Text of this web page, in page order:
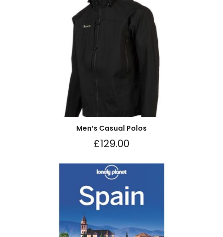
Men’s Casual Polos
£129.00